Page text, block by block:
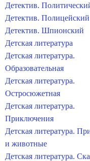
Детектив.
Детектив. Полицейский
Детектив. Шпионский
Детская литература
Детская литература.
Образовательная
Детская литература.
Остросюжетная
Детская литература.
Приключения
Детская литература.
и животные
Детская литература.